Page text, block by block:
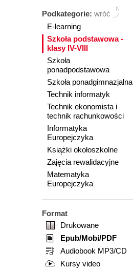
Podkategorie: wróć
E-learning
Szkoła podstawowa -
klasy IV-VIII
Szkoła
ponadpodstawowa
Szkoła ponadgimnazjalna
Technik informatyk
Technik ekonomista i
technik rachunkowości
Informatyka
Europejczyka
Książki okołoszkolne
Zajęcia rewalidacyjne
Matematyka
Europejczyka
Format
Drukowane
Epub/Mobi/PDF
Audiobook MP3/CD
Kursy video